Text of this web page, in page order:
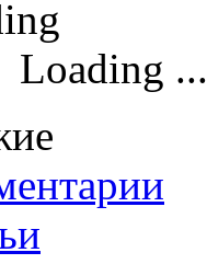
Loading ...